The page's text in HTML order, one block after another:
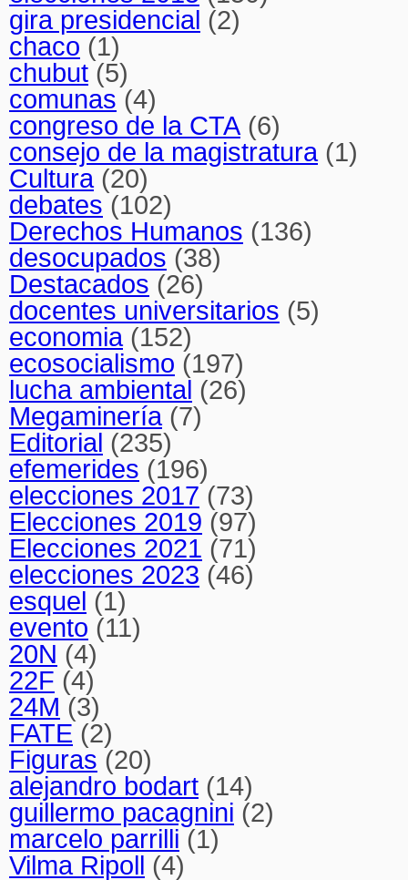
gira presidencial (2)
chaco (1)
chubut (5)
comunas (4)
congreso de la CTA (6)
consejo de la magistratura(1)
Cultura(20)
debates (102)
Derechos Humanos (136)
desocupados (38)
Destacados (26)
docentes universitarios (5)
economia(152)
ecosocialismo (197)
lucha ambiental (26)
Megaminería(7)
Editorial (235)
efemerides (196)
elecciones 2017 (73)
Elecciones 2019 (97)
Elecciones 2021 (71)
elecciones 2023 (46)
esquel (1)
evento (11)
20N (4)
22F (4)
24M (3)
FATE (2)
Figuras (20)
alejandro bodart (14)
guillermo pacagnini (2)
marcelo parrilli (1)
Vilma Ripoll (4)